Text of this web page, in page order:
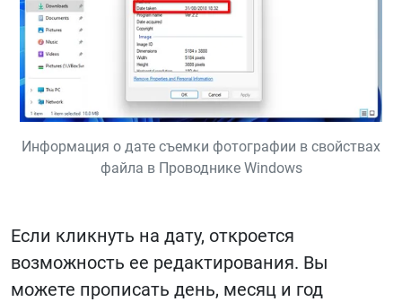
Информация о дате съемки фотографии в свойствах
файла в Проводнике Windows
Если кликнуть на дату, откроется
возможность ее редактирования. Вы
можете прописать день, месяц и год